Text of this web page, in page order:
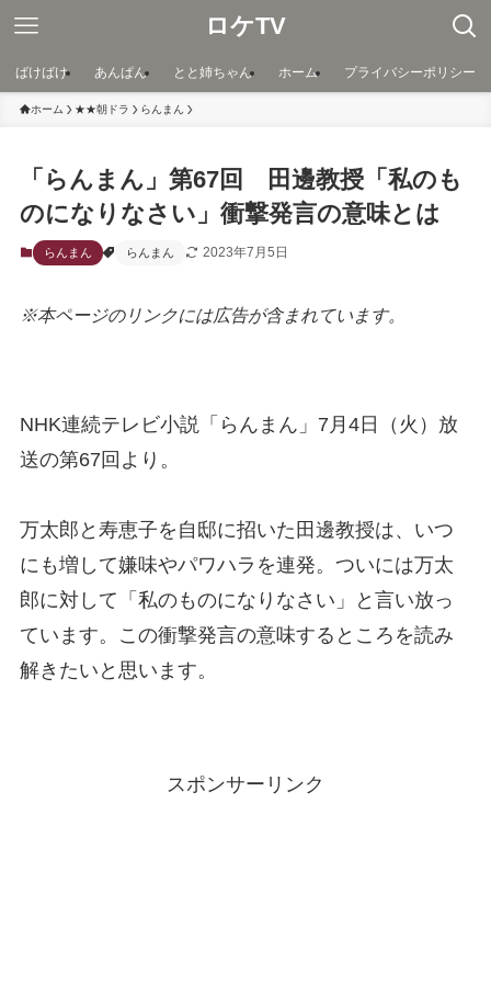
ロケTV
ばけばけ あんぱん とと姉ちゃん ホーム プライバシーポリシー
ホーム ★★朝ドラ らんまん
「らんまん」第67回 田邊教授「私のも
のになりなさい」衝撃発言の意味とは
らんまん らんまん 2023年7月5日
※本ページのリンクには広告が含まれています。
NHK連続テレビ小説「らんまん」7月4日（火）放
送の第67回より。
万太郎と寿恵子を自邸に招いた田邊教授は、いつ
にも増して嫌味やパワハラを連発。ついには万太
郎に対して「私のものになりなさい」と言い放っ
ています。この衝撃発言の意味するところを読み
解きたいと思います。
スポンサーリンク